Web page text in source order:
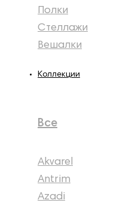
Полки
Стеллажи
Вешалки
Коллекции
Все
Akvarel
Antrim
Azadi